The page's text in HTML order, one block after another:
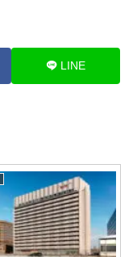
LINE